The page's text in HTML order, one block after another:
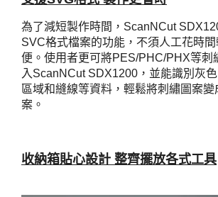
為了減短製作時間，ScanNCut
SVC格式檔案的功能，不須人工花時
便。使用者更可將PES/PHC/PHX等刺
入ScanNCut SDX1200，並能識別灰
區域和縫線等資料，輕鬆將刺繡圖案變
案。
收納箱貼心設計 整齊擺放各式工具